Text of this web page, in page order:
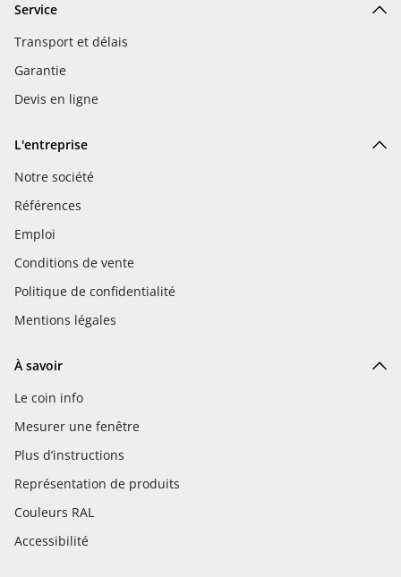
Service
Transport et délais
Garantie
Devis en ligne
L'entreprise
Notre société
Références
Emploi
Conditions de vente
Politique de confidentialité
Mentions légales
À savoir
Le coin info
Mesurer une fenêtre
Plus d’instructions
Représentation de produits
Couleurs RAL
Accessibilité